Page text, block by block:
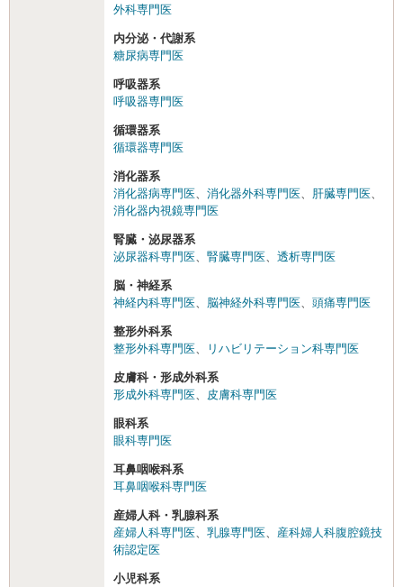
外科専門医
内分泌・代謝系
糖尿病専門医
呼吸器系
呼吸器専門医
循環器系
循環器専門医
消化器系
消化器病専門医
消化器外科専門医 肝臓専門医
消化器内視鏡専門医
腎臓・泌尿器系
泌尿器科専門医
腎臓専門医 透析専門医
脳・神経系
神経内科専門医
脳神経外科専門医 頭痛専門医
整形外科系
整形外科専門医
リハビリテーション科専門医
皮膚科・形成外科系
形成外科専門医
皮膚科専門医
眼科系
眼科専門医
耳鼻咽喉科系
耳鼻咽喉科専門医
産婦人科・乳腺科系
産婦人科専門医
乳腺専門医
産科婦人科腹腔鏡技
術認定医
小児科系